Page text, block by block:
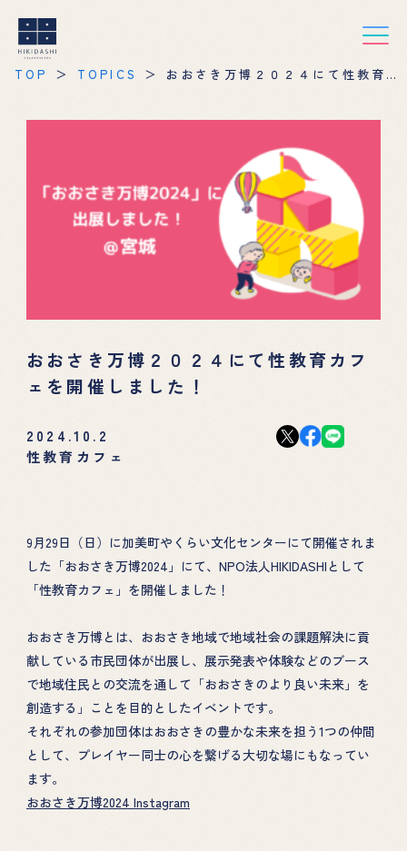
TOP TOPICS
おおさき万博２０２４にて性教育カ
おおさき万博２０２４にて性教育カフ
ェを開催しました！
2024.10.2
性教育カフェ
9月29日（日）に加美町やくらい文化センターにて開催されま
した「おおさき万博2024」にて、NPO法人HIKIDASHIとして
「性教育カフェ」を開催しました！
おおさき万博とは、おおさき地域で地域社会の課題解決に貢
献している市民団体が出展し、展示発表や体験などのブース
で地域住民との交流を通して「おおさきのより良い未来」を
創造する」ことを目的としたイベントです。
それぞれの参加団体はおおさきの豊かな未来を担う1つの仲間
として、プレイヤー同士の心を繋げる大切な場にもなってい
ます。
おおさき万博2024 Instagram